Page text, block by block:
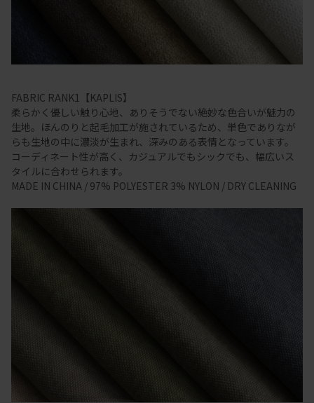
FABRIC RANK1【KAPLIS】
柔らかく優しい触り心地、ありそうでない絶妙な色合いが魅力の
生地。ほんのりと起毛加工が施されているため、単色でありなが
らも生地の中に濃淡が生まれ、深みのある表情となっています。
コーディネート性が高く、カジュアルでもシックでも、幅広いス
タイルに合わせられます。
MADE IN CHINA / 97% POLYESTER 3% NYLON / DRY CLEANING